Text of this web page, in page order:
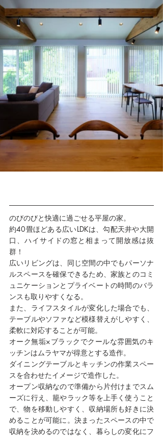
のびのびと快適に過ごせる平屋の家。⁡
約40畳ほどある広いLDKは、勾配天井や大開
口、ハイサイドの窓と相まって開放感は抜
群！
広いリビングは、同じ空間の中でもパーソナ
ルスペースを確保できるため、家族とのコミ
ュニケーションとプライベートの時間のバラ
ンスも取りやすくなる。
また、ライフスタイルが変化した場合でも、
テーブルやソファなど模様替えがしやすく、
柔軟に対応することが可能。
オーク無垢×ブラックでクールな雰囲気のキ
ッチンはムラヤマが得意とする造作。
ダイニングテーブルとキッチンの作業スペー
スを合わせたイメージで造作した。
オープン収納なので準備から片付けまでスム
ーズに行え、籠やラック等を上手く使うこと
で、物を移動しやすく、収納場所も好きに決
めることが可能に。決まったスペースの中で
収納を決めるのではなく、暮らしの変化にフ